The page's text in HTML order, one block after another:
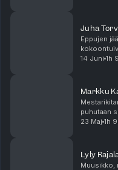
Juha
Eppujen
Normaalin
14 Juni 1h
Markku
puhutaan
Pekka
23 Maj 1h
Lyly
Muusikko,